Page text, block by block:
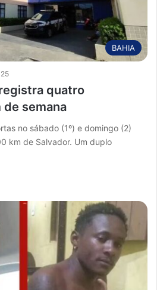
BAHIA
quatro
semana
no sábado (1º) e domingo (2)
km de Salvador. Um duplo